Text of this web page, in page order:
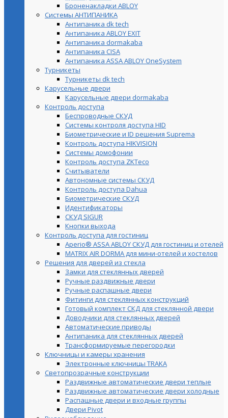
Броненакладки ABLOY
Системы АНТИПАНИКА
Антипаника dk tech
Антипаника ABLOY EXIT
Антипаника dormakaba
Антипаника СISA
Антипаника ASSA ABLOY OneSystem
Турникеты
Турникеты dk tech
Карусельные двери
Карусельные двери dormakaba
Контроль доступа
Беспроводные СКУД
Системы контроля доступа HID
Биометрические и ID решения Suprema
Контроль доступа HIKVISION
Системы домофонии
Контроль доступа ZKTeco
Считыватели
Автономные системы СКУД
Контроль доступа Dahua
Биометрические СКУД
Идентификаторы
СКУД SIGUR
Кнопки выхода
Контроль доступа для гостиниц
Aperio® ASSA ABLOY СКУД для гостиниц и отелей
MATRIX AIR DORMA для мини-отелей и хостелов
Решения для дверей из стекла
Замки для стеклянных дверей
Ручные раздвижные двери
Ручные распашные двери
Фитинги для стеклянных конструкций
Готовый комплект СКД для стеклянной двери
Доводчики для стеклянных дверей
Автоматические приводы
Антипаника для стеклянных дверей
Трансформируемые перегородки
Ключницы и камеры хранения
Электронные ключницы TRAKA
Светопрозрачные конструкции
Раздвижные автоматические двери теплые
Раздвижные автоматические двери холодные
Распашные двери и входные группы
Двери Pivot